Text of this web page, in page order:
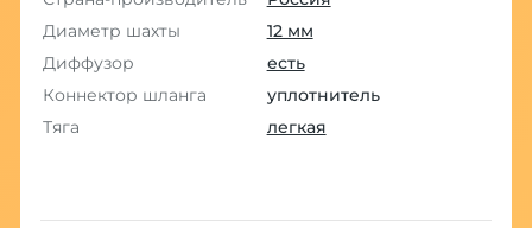
Диаметр шахты
12 мм
Диффузор
есть
Коннектор шланга
уплотнитель
Тяга
легкая